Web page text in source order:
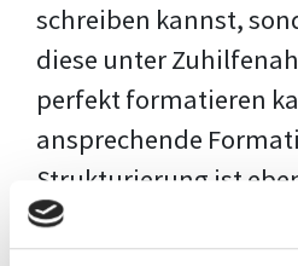
schreiben kannst,
diese unter
perfekt formatieren
ansprechende
Strukturierung ist
wie der Inhalt selbst.
eigene Erwartungen,